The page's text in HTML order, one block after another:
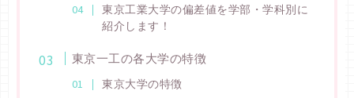
東京工業大学の偏差値を学部・学科別に
紹介します！
東京一工の各大学の特徴
東京大学の特徴